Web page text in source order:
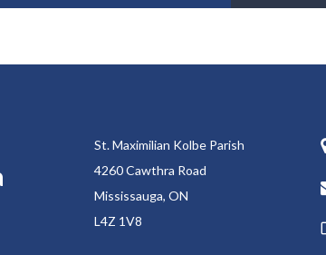
St. Maximilian Kolbe Parish
4260 Cawthra Road
Mississauga, ON
L4Z 1V8